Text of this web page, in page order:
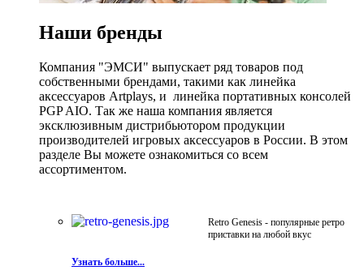
Наши бренды
Компания "ЭМСИ" выпускает ряд товаров под
собственными брендами, такими как линейка
аксессуаров Artplays, и линейка портативных консолей
PGP AIO. Так же наша компания является
эксклюзивным дистрибьютором продукции
производителей игровых аксессуаров в России. В этом
разделе Вы можете ознакомиться со всем
ассортиментом.
Retro Genesis - популярные ретро
приставки на любой вкус
Узнать больше...